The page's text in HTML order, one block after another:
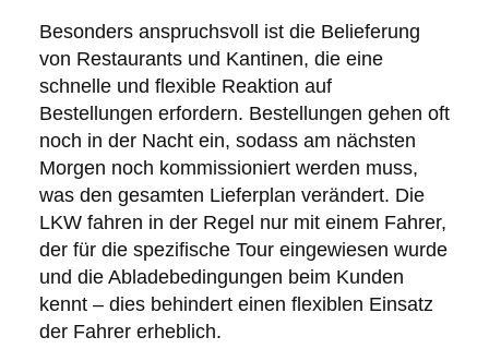
Besonders anspruchsvoll ist die Belieferung
von Restaurants und Kantinen, die eine
schnelle und flexible Reaktion auf
Bestellungen erfordern. Bestellungen gehen oft
noch in der Nacht ein, sodass am nächsten
Morgen noch kommissioniert werden muss,
was den gesamten Lieferplan verändert. Die
LKW fahren in der Regel nur mit einem Fahrer,
der für die spezifische Tour eingewiesen wurde
und die Abladebedingungen beim Kunden
kennt – dies behindert einen flexiblen Einsatz
der Fahrer erheblich.